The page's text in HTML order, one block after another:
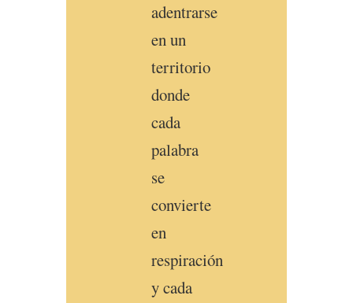
adentrarse
en un
territorio
donde
cada
palabra
se
convierte
en
respiración
y cada